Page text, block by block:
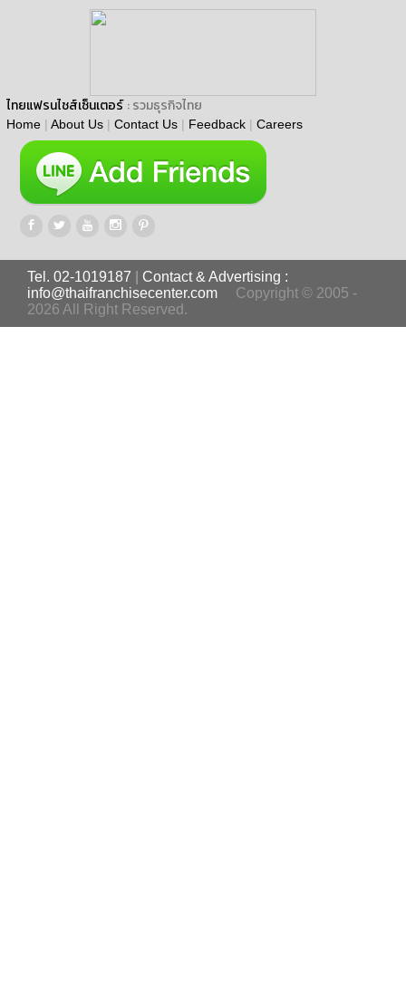
ไทยแฟรนไชส์เซ็นเตอร์ : รวมธุรกิจไทย
Home | About Us | Contact Us | Feedback | Careers
Tel. 02-1019187
Contact & Advertising :
info@thaifranchisecenter.com
Copyright © 2005 -
2026 All Right Reserved.